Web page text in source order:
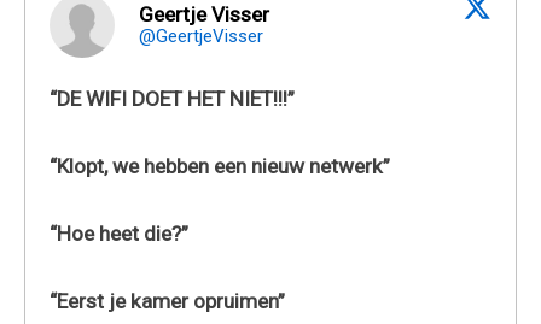
Geertje Visser
@GeertjeVisser
“DE WIFI DOET HET NIET!!!”
“Klopt, we hebben een nieuw netwerk”
“Hoe heet die?”
“Eerst je kamer opruimen”